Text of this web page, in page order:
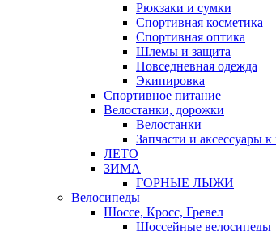
Рюкзаки и сумки
Спортивная косметика
Спортивная оптика
Шлемы и защита
Повседневная одежда
Экипировка
Спортивное питание
Велостанки, дорожки
Велостанки
Запчасти и аксессуары к
ЛЕТО
ЗИМА
ГОРНЫЕ ЛЫЖИ
Велосипеды
Шоссе, Кросс, Гревел
Шоссейные велосипеды